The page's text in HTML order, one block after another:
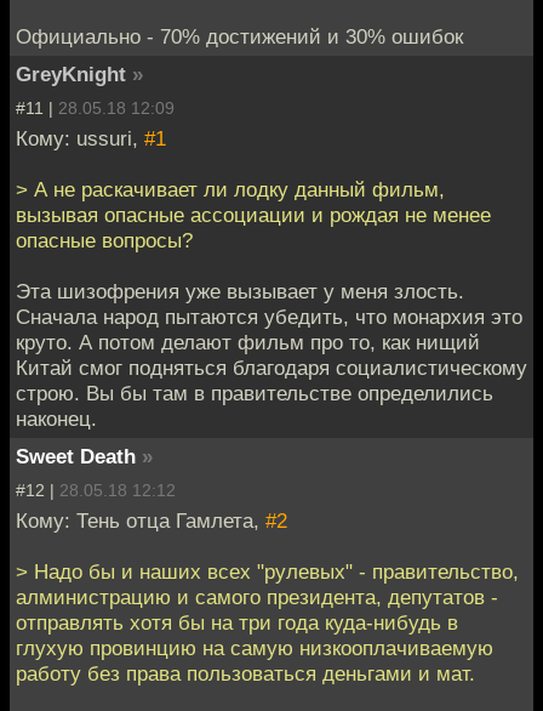
Официально - 70% достижений и 30% ошибок
GreyKnight »
#11 | 28.05.18 12:09
Кому: ussuri, #1
> А не раскачивает ли лодку данный фильм,
вызывая опасные ассоциации и рождая не менее
опасные вопросы?
Эта шизофрения уже вызывает у меня злость.
Сначала народ пытаются убедить, что монархия это
круто. А потом делают фильм про то, как нищий
Китай смог подняться благодаря социалистическому
строю. Вы бы там в правительстве определились
наконец.
Sweet Death »
#12 | 28.05.18 12:12
Кому: Тень отца Гамлета, #2
> Надо бы и наших всех "рулевых" - правительство,
алминистрацию и самого президента, депутатов -
отправлять хотя бы на три года куда-нибудь в
глухую провинцию на самую низкооплачиваемую
работу без права пользоваться деньгами и мат.